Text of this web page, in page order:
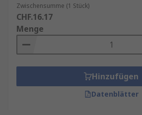
Keramische Heizelemente wandeln
Widerstandsheizung oder Joule-
Wärme um. Keramische
sich durch eine hohe
etwa 96 % der Eingangsleistung in
Maße in Wärme umwandeln. Sie
Langwellige Strahlung
Zwischensumme (1 Stück)
CHF.16.17
Menge
Hinzufügen
Datenblätter